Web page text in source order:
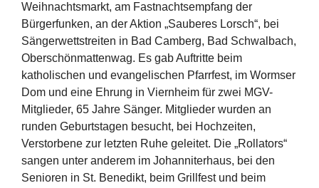
Weihnachtsmarkt, am Fastnachtsempfang der
Bürgerfunken, an der Aktion „Sauberes Lorsch“, bei
Sängerwettstreiten in Bad Camberg, Bad Schwalbach,
Oberschönmattenwag. Es gab Auftritte beim
katholischen und evangelischen Pfarrfest, im Wormser
Dom und eine Ehrung in Viernheim für zwei MGV-
Mitglieder, 65 Jahre Sänger. Mitglieder wurden an
runden Geburtstagen besucht, bei Hochzeiten,
Verstorbene zur letzten Ruhe geleitet. Die „Rollators“
sangen unter anderem im Johanniterhaus, bei den
Senioren in St. Benedikt, beim Grillfest und beim